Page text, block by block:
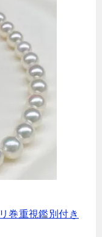
巻重視鑑別付き